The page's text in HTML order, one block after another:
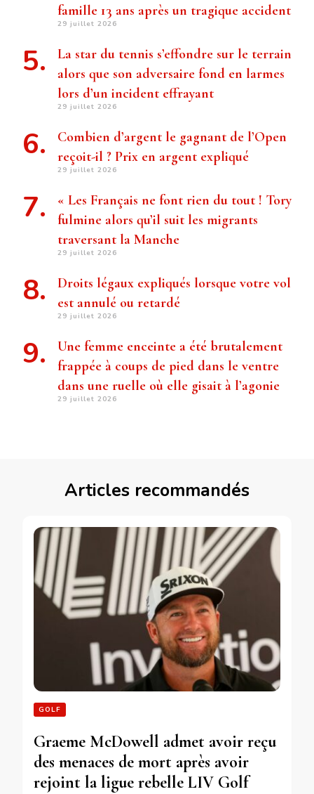
famille 13 ans après un tragique accident
29 juillet 2026
La star du tennis s’effondre sur le terrain
alors que son adversaire fond en larmes
lors d’un incident effrayant
29 juillet 2026
Combien d’argent le gagnant de l’Open
reçoit-il ? Prix ​​en argent expliqué
29 juillet 2026
« Les Français ne font rien du tout ! Tory
fulmine alors qu’il suit les migrants
traversant la Manche
29 juillet 2026
Droits légaux expliqués lorsque votre vol
est annulé ou retardé
29 juillet 2026
Une femme enceinte a été brutalement
frappée à coups de pied dans le ventre
dans une ruelle où elle gisait à l’agonie
29 juillet 2026
Articles recommandés
GOLF
Graeme McDowell admet avoir reçu
des menaces de mort après avoir
rejoint la ligue rebelle LIV Golf